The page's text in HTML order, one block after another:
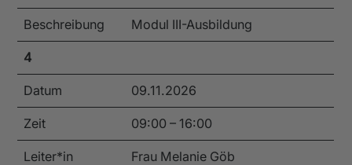
Beschreibung Modul III-Ausbildung
4
Datum 09.11.2026
Zeit 09:00 – 16:00
Leiter*in
Frau Melanie Göb